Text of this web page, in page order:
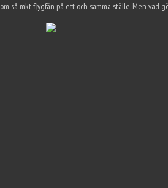
om så mkt flygfän på ett och samma ställe. Men vad